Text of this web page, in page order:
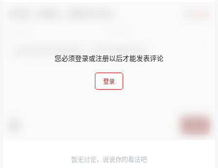
您必须登录或注册以后才能发表评论
登录
暂无讨论，说说你的看法吧